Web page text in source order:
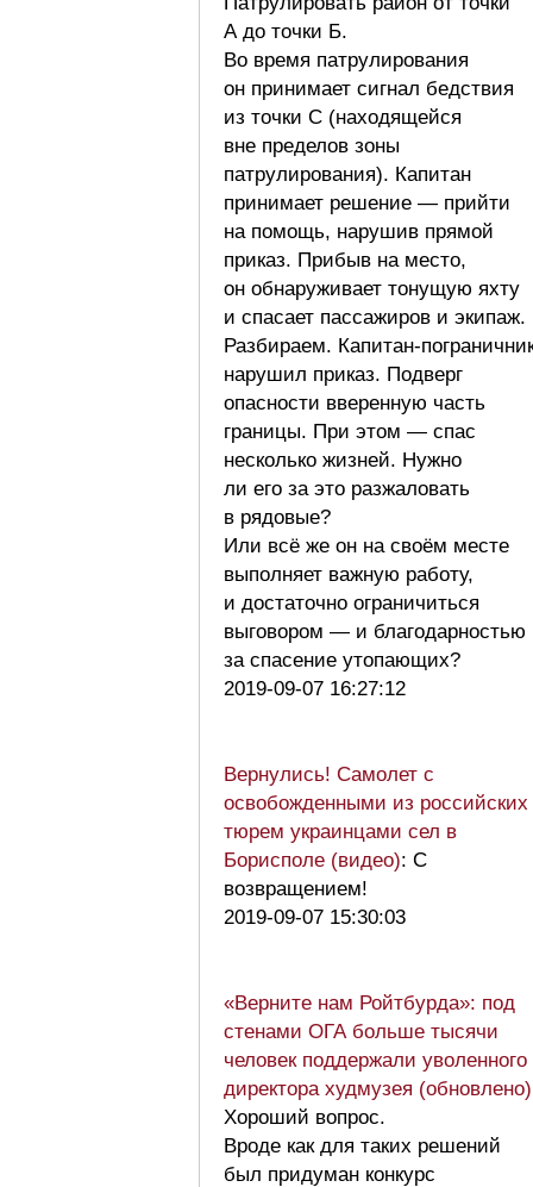
А до точки Б.
Во время патрулирования
он принимает сигнал бедствия
из точки С (находящейся
вне пределов зоны
патрулирования). Капитан
принимает решение — прийти
на помощь, нарушив прямой
приказ. Прибыв на место,
он обнаруживает тонущую яхту
и спасает пассажиров и экипаж.
Разбираем. Капитан-
нарушил приказ. Подверг
опасности вверенную часть
границы. При этом — спас
несколько жизней. Нужно
ли его за это разжаловать
в рядовые?
Или всё же он на своём месте
выполняет важную работу,
и достаточно ограничиться
выговором — и благодарностью
за спасение утопающих?
2019-09-07 16:27:12
Вернулись! Самолет с
освобожденными из российских
тюрем украинцами сел в
Борисполе (видео): С
возвращением!
2019-09-07 15:30:03
«Верните нам Ройтбурда»: под
стенами ОГА больше тысячи
человек поддержали уволенного
директора худмузея (обновлено)
Хороший вопрос.
Вроде как для таких решений
был придуман конкурс